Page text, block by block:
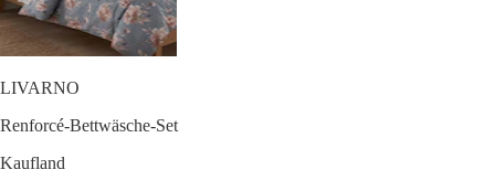
LIVARNO
Renforcé-Bettwäsche-Set
Kaufland